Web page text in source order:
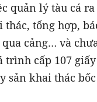
quản lý tàu cá ra
tổng hợp,
cảng… và
trình cấp 107
sản khai thác